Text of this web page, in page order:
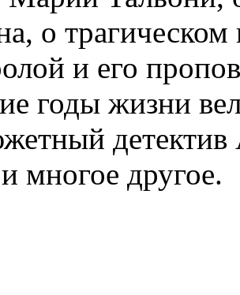
о трагическом
и его
годы жизни
детектив
многое другое.